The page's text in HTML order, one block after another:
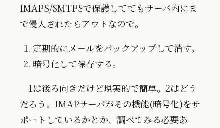
IMAPS/SMTPSで保護しててもサーバ内にま
で侵入されたらアウトなので。
定期的にメールをバックアップして消す。
暗号化して保存する。
1は後ろ向きだけど現実的で簡単。2はどう
だろう。IMAPサーバがその機能(暗号化)をサ
ポートしているかとか、調べてみる必要あ